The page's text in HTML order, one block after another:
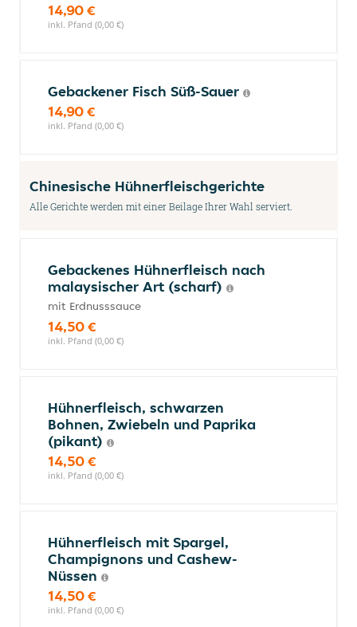
14,90 €
inkl. Pfand (0,00 €)
Gebackener Fisch Süß-Sauer
14,90 €
inkl. Pfand (0,00 €)
Chinesische Hühnerfleischgerichte
Alle Gerichte werden mit einer Beilage Ihrer Wahl serviert.
Gebackenes Hühnerfleisch nach
malaysischer Art (scharf)
mit Erdnusssauce
14,50 €
inkl. Pfand (0,00 €)
Hühnerfleisch, schwarzen
Bohnen, Zwiebeln und Paprika
(pikant)
14,50 €
inkl. Pfand (0,00 €)
Hühnerfleisch mit Spargel,
Champignons und Cashew-
Nüssen
14,50 €
inkl. Pfand (0,00 €)